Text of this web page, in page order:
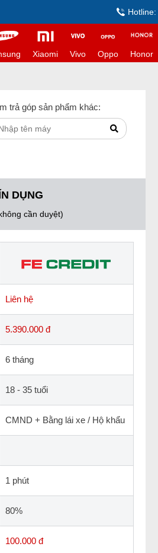
Hotline:
Xiaomi Vivo Oppo Honor
trả góp sản phẩm khác:
DỤNG
cần duyệt)
Liên hệ
5.390.000 đ
6 tháng
18 - 35 tuổi
CMND + Bằng lái xe / Hộ khẩu
1 phút
80%
100.000 đ